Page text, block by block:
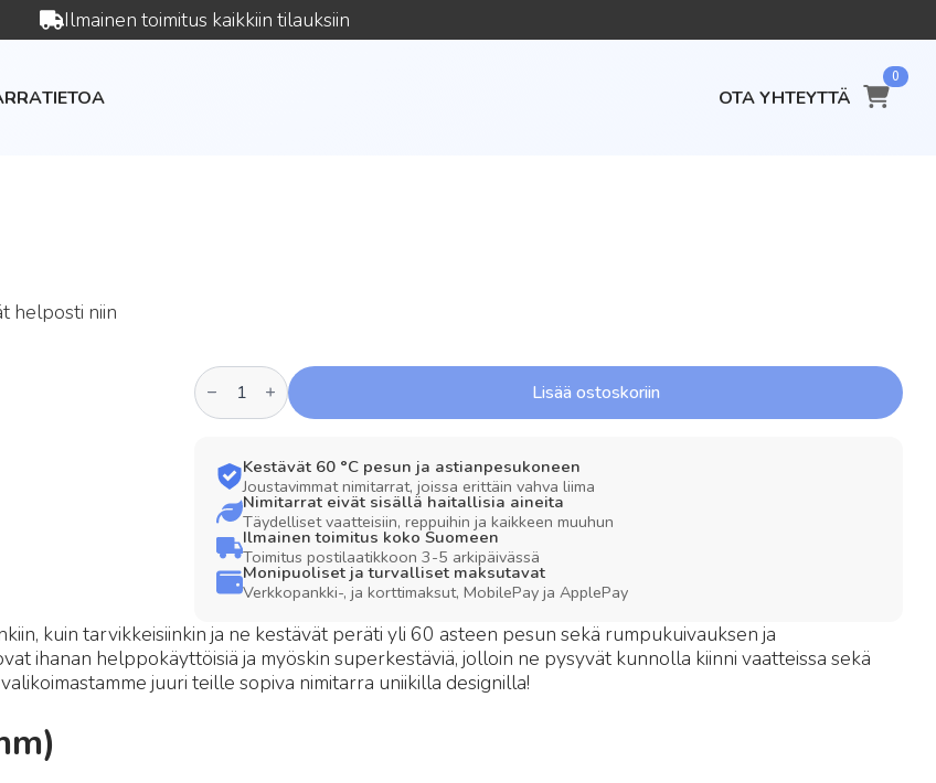
Ilmainen toimitus kaikkiin tilauksiin
OTA YHTEYTTÄ
TIETOA
0
helposti niin
Mini
Nimitarra
määrä
Lisää ostoskoriin
Kestävät 60 °C pesun ja astianpesukoneen
Joustavimmat nimitarrat, joissa erittäin vahva liima
Nimitarrat eivät sisällä haitallisia aineita
Täydelliset vaatteisiin, reppuihin ja kaikkeen muuhun
Ilmainen toimitus koko Suomeen
Toimitus postilaatikkoon 3-5 arkipäivässä
Monipuoliset ja turvalliset maksutavat
Verkkopankki-, ja korttimaksut, MobilePay ja ApplePay
kuin tarvikkeisiinkin ja ne kestävät peräti yli 60 asteen pesun sekä rumpukuivauksen ja
ihanan helppokäyttöisiä ja myöskin superkestäviä, jolloin ne pysyvät kunnolla kiinni vaatteissa sekä
juuri teille sopiva nimitarra uniikilla designilla!